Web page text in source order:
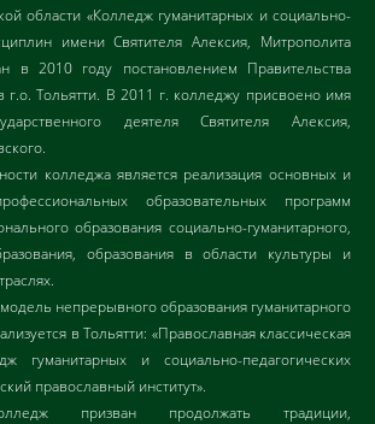
области «Колледж гуманитарных и социально-
имени Святителя Алексия, Митрополита
в 2010 году постановлением Правительства
г.о. Тольятти. В 2011 г. колледжу присвоено имя
деятеля Святителя Алексия,
колледжа является реализация основных и
образовательных программ
образования социально-гуманитарного,
образования в области культуры и
непрерывного образования гуманитарного
в Тольятти: «Православная классическая
гуманитарных и социально-педагогических
православный институт».
призван продолжать традиции,